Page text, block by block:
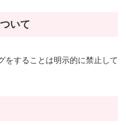
いて
をすることは明示的に禁止して